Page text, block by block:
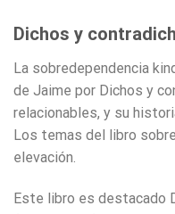
Dichos y
La sobredependencia
de Jaime por Dichos y
relacionables, y su
Los temas del libro
elevación.
Este libro es destacado